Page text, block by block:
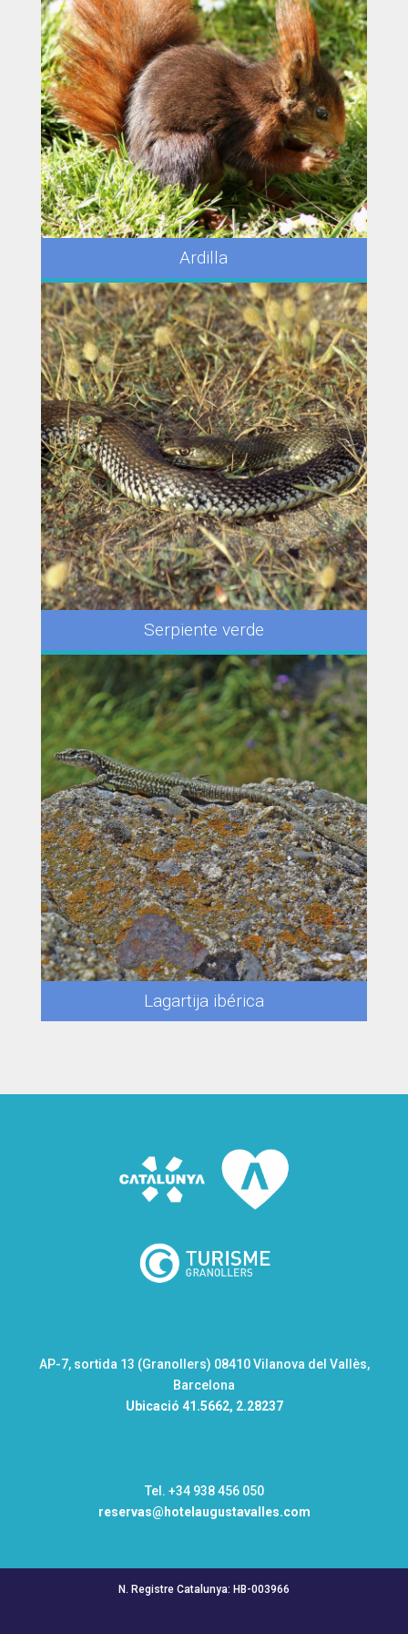
Ardilla
Serpiente verde
Lagartija ibérica
AP-7, sortida 13 (Granollers) 08410 Vilanova del Vallès,
Barcelona
Ubicació 41.5662, 2.28237
Tel. +34 938 456 050
reservas@hotelaugustavalles.com
N. Registre Catalunya: HB-003966